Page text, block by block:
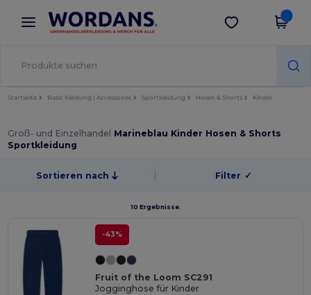
× Wordans App
Bessere Preise in der App!
App holen
Startseite Basic Kleidung | Accessoires Sportkleidung Hosen & Shorts Kinder
Groß- und Einzelhandel Marineblau Kinder Hosen & Shorts
Sportkleidung
Sortieren nach Filter ✓
10 Ergebnisse.
-43%
Fruit of the Loom SC291
Jogginghose für Kinder